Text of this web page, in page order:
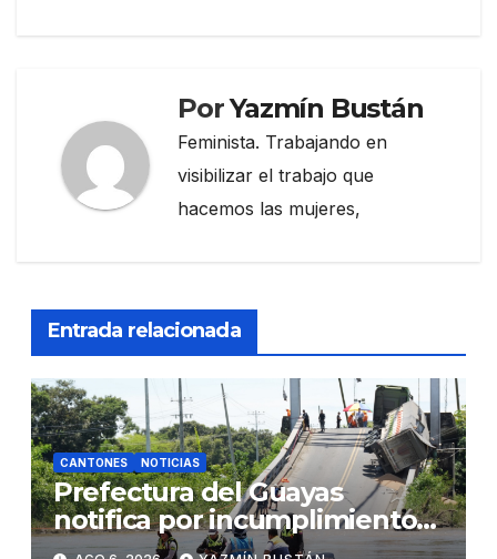
PorYazmín Bustán
Feminista. Trabajando en
visibilizar el trabajo que
hacemos las mujeres,
Entrada relacionada
CANTONES NOTICIAS
Prefectura del Guayas
notifica por incumplimiento
contractual a la Concesionaria